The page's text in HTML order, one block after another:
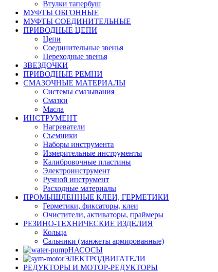
Втулки тапербуш
МУФТЫ ОБГОННЫЕ
МУФТЫ СОЕДИНИТЕЛЬНЫЕ
ПРИВОДНЫЕ ЦЕПИ
Цепи
Соединительные звенья
Переходные звенья
ЗВЕЗДОЧКИ
ПРИВОДНЫЕ РЕМНИ
СМАЗОЧНЫЕ МАТЕРИАЛЫ
Системы смазывания
Смазки
Масла
ИНСТРУМЕНТ
Нагреватели
Съемники
Наборы инструмента
Измерительные инструменты
Калибровочные пластины
Электроинструмент
Ручной инструмент
Расходные материалы
ПРОМЫШЛЕННЫЕ КЛЕИ, ГЕРМЕТИКИ
Герметики, фиксаторы, клеи
Очистители, активаторы, праймеры
РЕЗИНО-ТЕХНИЧЕСКИЕ ИЗДЕЛИЯ
Кольца
Сальники (манжеты армированные)
НАСОСЫ
ЭЛЕКТРОДВИГАТЕЛИ
РЕДУКТОРЫ И МОТОР-РЕДУКТОРЫ